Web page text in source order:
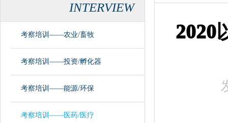
INTERVIEW
考察培训——农业/畜牧
考察培训——投资/孵化器
考察培训——能源/环保
考察培训——医药/医疗
2020